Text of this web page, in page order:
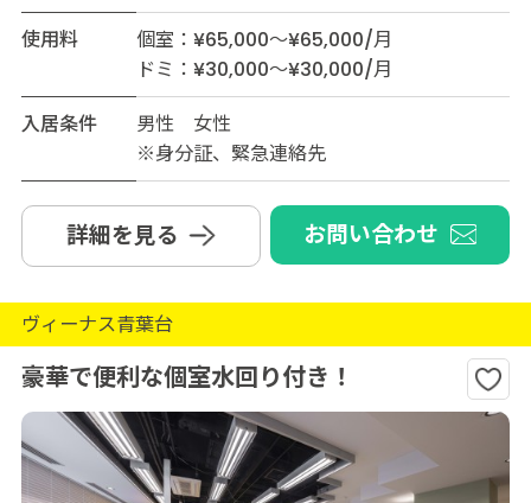
使用料
個室：¥65,000～¥65,000/月
ドミ：¥30,000～¥30,000/月
入居条件
男性 女性
※身分証、緊急連絡先
詳細を見る お問い合わせ
ヴィーナス青葉台
豪華で便利な個室水回り付き！